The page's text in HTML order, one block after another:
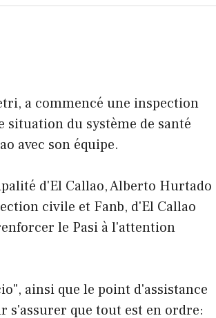
a commencé une inspection
situation du système de santé
avec son équipe.
d'El Callao, Alberto Hurtado
civile et Fanb, d'El Callao
le Pasi à l'attention
ainsi que le point d'assistance
s'assurer que tout est en ordre: